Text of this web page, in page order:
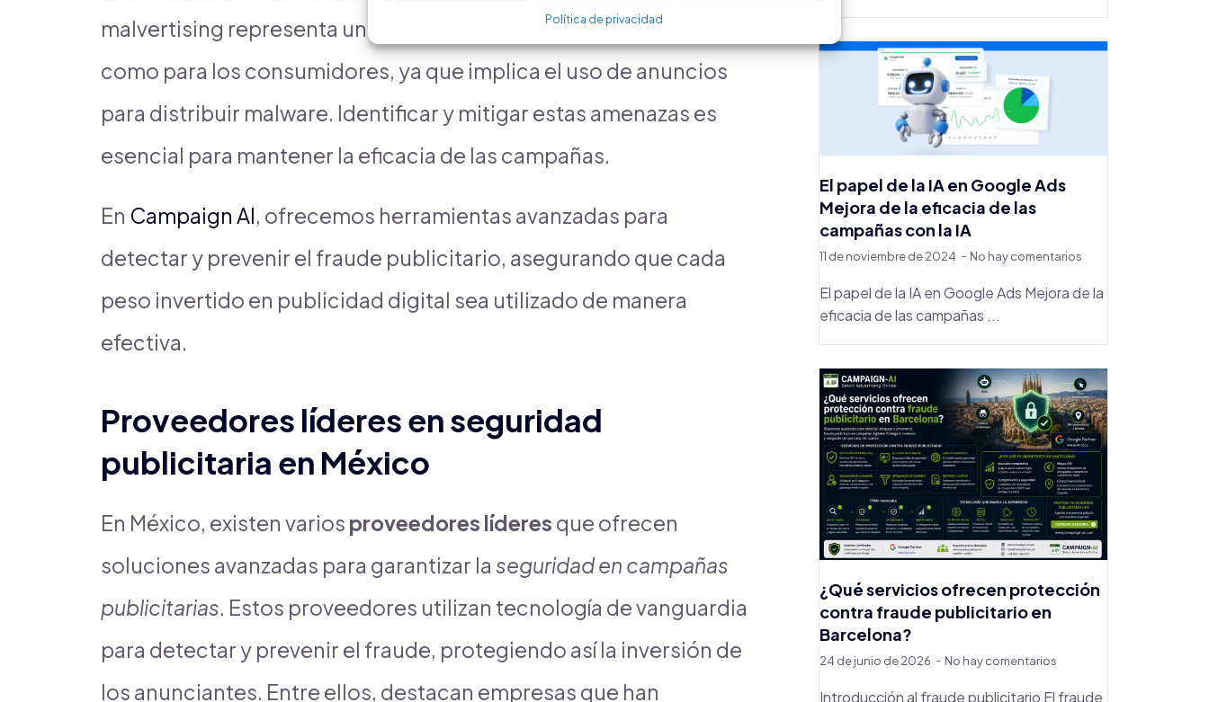
Política de privacidad
malvertising representa un peligro tanto para los anunciantes
como para los consumidores, ya que implica el uso de anuncios
para distribuir malware. Identificar y mitigar estas amenazas es
esencial para mantener la eficacia de las campañas.
En Campaign AI, ofrecemos herramientas avanzadas para
detectar y prevenir el fraude publicitario, asegurando que cada
peso invertido en publicidad digital sea utilizado de manera
efectiva.
Proveedores líderes en seguridad
publicitaria en México
En México, existen varios proveedores líderes que ofrecen
soluciones avanzadas para garantizar la seguridad en campañas
publicitarias. Estos proveedores utilizan tecnología de vanguardia
para detectar y prevenir el fraude, protegiendo así la inversión de
los anunciantes. Entre ellos, destacan empresas que han
El papel de la IA en Google Ads
Mejora de la eficacia de las
campañas con la IA
11 de noviembre de 2024 No hay comentarios
El papel de la IA en Google Ads Mejora de la
eficacia de las campañas ...
¿Qué servicios ofrecen protección
contra fraude publicitario en
Barcelona?
24 de junio de 2026 No hay comentarios
Introducción al fraude publicitario El fraude